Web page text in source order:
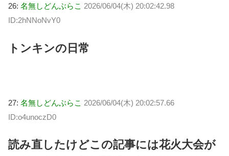
26: 名無しどんぶらこ 2026/06/04(木) 20:02:42.98
ID:2hNNoNvY0
トンキンの日常
27: 名無しどんぶらこ 2026/06/04(木) 20:02:57.66
ID:o4unoczD0
読み直したけどこの記事には花火大会が